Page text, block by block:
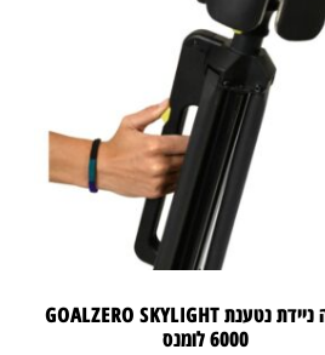
תאורה ניידת נטענת GOALZERO SKYLIGHT
6000 לומנס